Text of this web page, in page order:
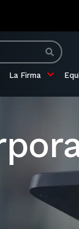
La Firma